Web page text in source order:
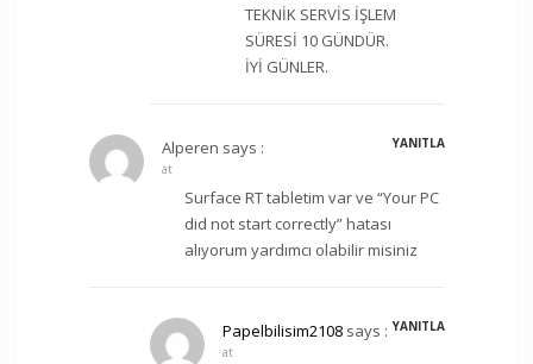
TEKNİK SERVİS İŞLEM
SÜRESİ 10 GÜNDÜR.
İYİ GÜNLER.
Alperen says :
YANITLA
at
Surface RT tabletim var ve “Your PC
did not start correctly” hatası
alıyorum yardımcı olabilir misiniz
Papelbilisim2108 says : YANITLA
at